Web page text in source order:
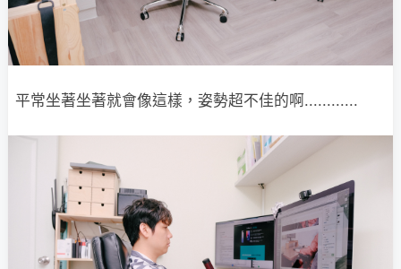
平常坐著坐著就會像這樣，姿勢超不佳的啊............